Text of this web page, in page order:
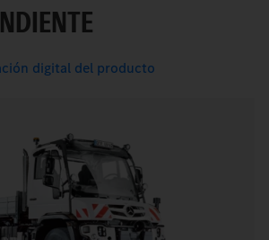
digital del producto